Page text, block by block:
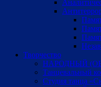
Творчество
НАРОДНЫЙ
Танцевальный
Студия танца